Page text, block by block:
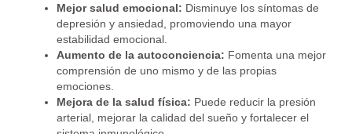
Mejor salud emocional: Disminuye los síntomas de
depresión y ansiedad, promoviendo una mayor
estabilidad emocional.
Aumento de la autoconciencia: Fomenta una mejor
comprensión de uno mismo y de las propias
emociones.
Mejora de la salud física: Puede reducir la presión
arterial, mejorar la calidad del sueño y fortalecer el